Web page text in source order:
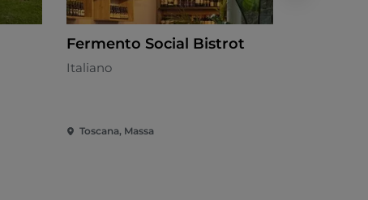
Fermento Social Bistrot
Italiano
Toscana, Massa